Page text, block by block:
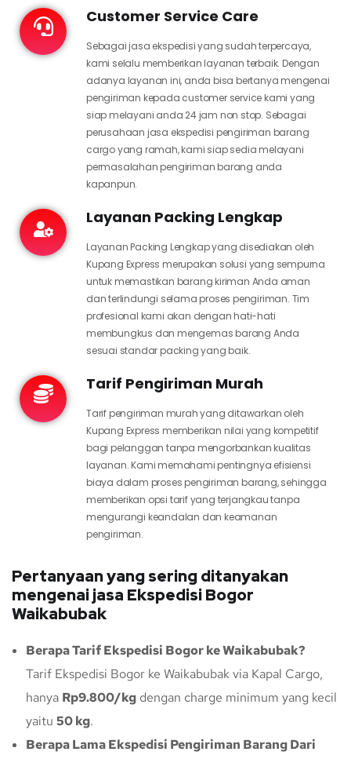
Customer Service Care
Sebagai jasa ekspedisi yang sudah terpercaya,
kami selalu memberikan layanan terbaik. Dengan
adanya layanan ini, anda bisa bertanya mengenai
pengiriman kepada customer service kami yang
siap melayani anda 24 jam non stop. Sebagai
perusahaan jasa ekspedisi pengiriman barang
cargo yang ramah, kami siap sedia melayani
permasalahan pengiriman barang anda
kapanpun.
Layanan Packing Lengkap
Layanan Packing Lengkap yang disediakan oleh
Kupang Express merupakan solusi yang sempurna
untuk memastikan barang kiriman Anda aman
dan terlindungi selama proses pengiriman. Tim
profesional kami akan dengan hati-hati
membungkus dan mengemas barang Anda
sesuai standar packing yang baik.
Tarif Pengiriman Murah
Tarif pengiriman murah yang ditawarkan oleh
Kupang Express memberikan nilai yang kompetitif
bagi pelanggan tanpa mengorbankan kualitas
layanan. Kami memahami pentingnya efisiensi
biaya dalam proses pengiriman barang, sehingga
memberikan opsi tarif yang terjangkau tanpa
mengurangi keandalan dan keamanan
pengiriman.
Pertanyaan yang sering ditanyakan
mengenai jasa Ekspedisi Bogor
Waikabubak
Berapa Tarif Ekspedisi Bogor ke Waikabubak?
Tarif Ekspedisi Bogor ke Waikabubak via Kapal Cargo,
hanya Rp9.800/kg dengan charge minimum yang kecil
yaitu 50 kg.
Berapa Lama Ekspedisi Pengiriman Barang Dari